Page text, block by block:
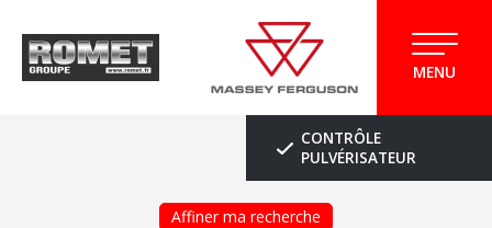
MENU
CONTRÔLE
PULVÉRISATEUR
Affiner ma recherche